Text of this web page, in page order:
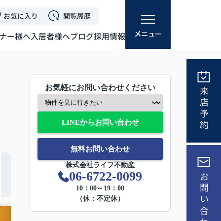
お気に入り 閲覧履歴
ー様へ入居者様へブログ採用情報
来店予約
お問い合わせ
お気軽にお問い合わせください
LINEからお問い合わせ
無料お問い合わせ
株式会社ライフ不動産
06-6722-0099
10：00～19：00
（休：不定休）